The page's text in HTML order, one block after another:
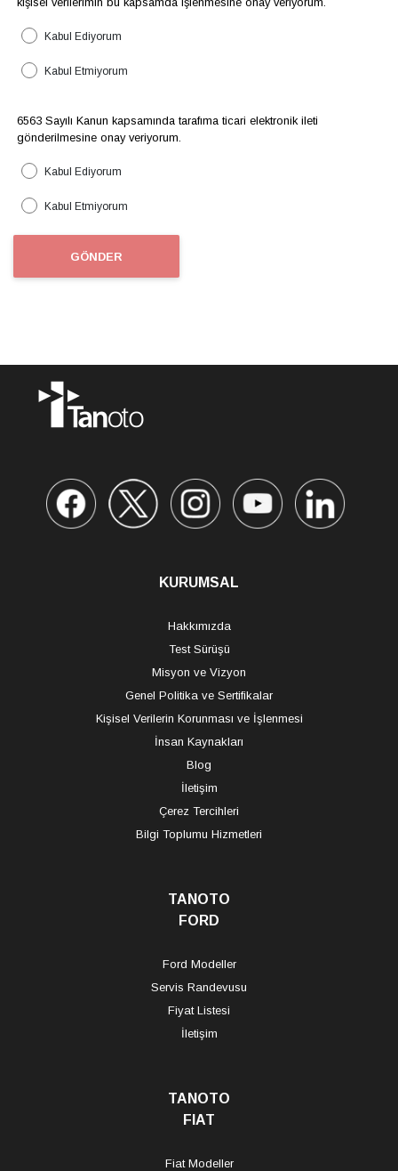
Kabul Ediyorum
Kabul Etmiyorum
6563 Sayılı Kanun kapsamında tarafıma ticari elektronik ileti
gönderilmesine onay veriyorum.
Kabul Ediyorum
Kabul Etmiyorum
GÖNDER
KURUMSAL
Hakkımızda
Test Sürüşü
Misyon ve Vizyon
Genel Politika ve Sertifikalar
Kişisel Verilerin Korunması ve İşlenmesi
İnsan Kaynakları
Blog
İletişim
Çerez Tercihleri
Bilgi Toplumu Hizmetleri
TANOTO
FORD
Ford Modeller
Servis Randevusu
Fiyat Listesi
İletişim
TANOTO
FIAT
Fiat Modeller